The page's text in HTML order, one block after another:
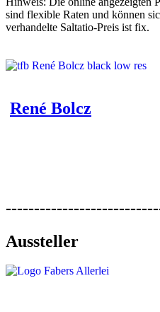
sind flexible Raten und können
verhandelte Saltatio-Preis ist fix.
René Bolcz
Aussteller